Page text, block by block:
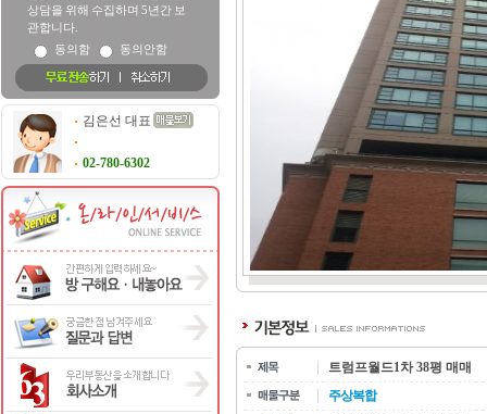
상담을 위해 수집하며 5년간 보
관합니다.
동의함
동의안함
김은선 대표
02-780-6302
트럼프월드1차 38평 매매
주상복합